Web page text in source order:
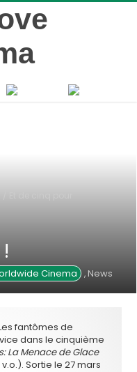
Cinema ,News
fantômes de
dans le cinquième
La Menace de Glace
Sortie le 27 mars